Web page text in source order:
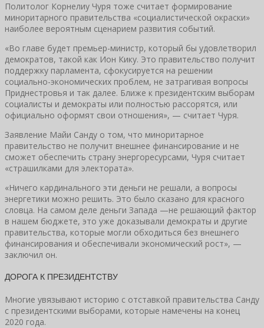
Политолог Корнелиу Чуря тоже считает формирование
миноритарного правительства «социалистической окраски»
наиболее вероятным сценарием развития событий.
«Во главе будет премьер-министр, который бы удовлетворил
демократов, такой как Ион Кику. Это правительство получит
поддержку парламента, сфокусируется на решении
социально-экономических проблем, не затрагивая вопросы
Приднестровья и так далее. Ближе к президентским выборам
социалисты и демократы или полностью рассорятся, или
официально оформят свои отношения», — считает Чуря.
Заявление Майи Санду о том, что миноритарное
правительство не получит внешнее финансирование и не
сможет обеспечить страну энергоресурсами, Чуря считает
«страшилками для электората».
«Ничего кардинального эти деньги не решали, а вопросы
энергетики можно решить. Это было сказано для красного
словца. На самом деле деньги Запада —не решающий фактор
в нашем бюджете, это уже доказывали демократы и другие
правительства, которые могли обходиться без внешнего
финансирования и обеспечивали экономический рост», —
заключил он.
ДОРОГА К ПРЕЗИДЕНТСТВУ
Многие увязывают историю с отставкой правительства Санду
с президентскими выборами, которые намечены на конец
2020 года.